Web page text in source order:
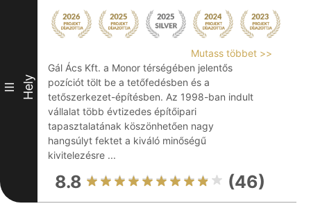
III Hely
Mutass többet >>
Gál Ács Kft. a Monor térségében jelentős
pozíciót tölt be a tetőfedésben és a
tetőszerkezet-építésben. Az 1998-ban indult
vállalat több évtizedes építőipari
tapasztalatának köszönhetően nagy
hangsúlyt fektet a kiváló minőségű
kivitelezésre ...
8.8 (46)